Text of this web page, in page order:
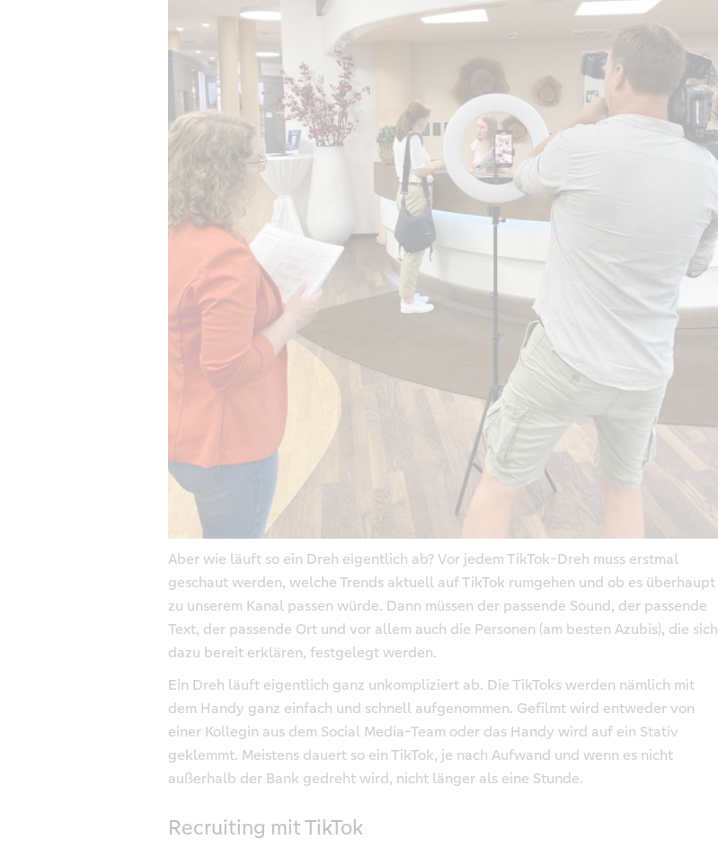
Aber wie läuft so ein Dreh eigentlich ab? Vor jedem TikTok-Dreh muss erstmal
geschaut werden, welche Trends aktuell auf TikTok rumgehen und ob es überhaupt
zu unserem Kanal passen würde. Dann müssen der passende Sound, der passende
Text, der passende Ort und vor allem auch die Personen (am besten Azubis), die sich
dazu bereit erklären, festgelegt werden.
Ein Dreh läuft eigentlich ganz unkompliziert ab. Die TikToks werden nämlich mit
dem Handy ganz einfach und schnell aufgenommen. Gefilmt wird entweder von
einer Kollegin aus dem Social Media-Team oder das Handy wird auf ein Stativ
geklemmt. Meistens dauert so ein TikTok, je nach Aufwand und wenn es nicht
außerhalb der Bank gedreht wird, nicht länger als eine Stunde.
Recruiting mit TikTok